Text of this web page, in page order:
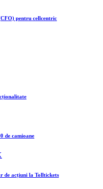
pentru cellcentric
de camioane
de acțiuni la Tolltickets